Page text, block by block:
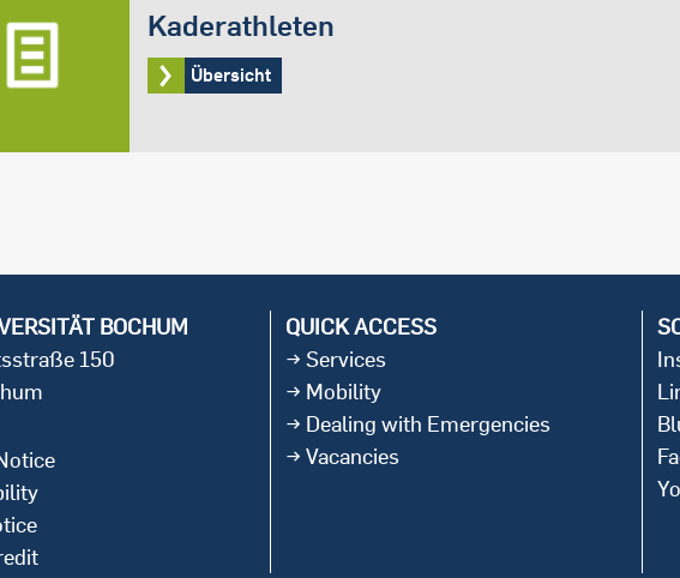
Kaderathleten
Übersicht
BOCHUM
150
QUICK ACCESS
Services
Mobility
Dealing with Emergencies
Vacancies